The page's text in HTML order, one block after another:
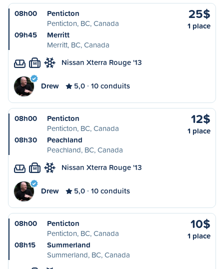
08h00
Penticton
Penticton, BC, Canada
09h45
Merritt
Merritt, BC, Canada
25$
1 place
M Nissan Xterra Rouge '13
Drew 5,0 10 conduits
08h00
Penticton
Penticton, BC, Canada
08h30
Peachland
Peachland, BC, Canada
12$
1 place
M Nissan Xterra Rouge '13
Drew 5,0 10 conduits
08h00
Penticton
Penticton, BC, Canada
08h15
Summerland
Summerland, BC, Canada
10$
1 place